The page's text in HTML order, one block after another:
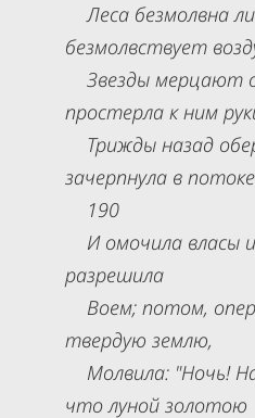
Леса безмолвна
безмолвствует
Звезды мерцают
простерла к ним
Трижды назад
зачерпнула в потоке
190
И омочила власы
разрешила
Воем; потом,
твердую землю,
Молвила: "Ночь!
что луной золотою